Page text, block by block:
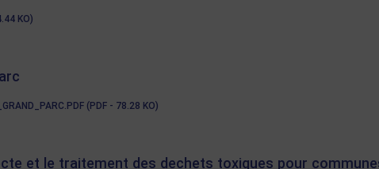
KO)
(PDF - 78.28 KO)
et le traitement des dechets toxiques pour